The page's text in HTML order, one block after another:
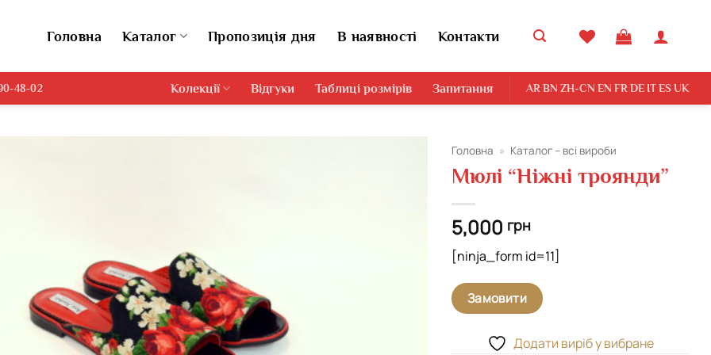
Головна Каталог Пропозиція дня В наявності Контакти
48-02 Колекції Відгуки Таблиці розмірів Запитання AR BN ZH-CN EN FR DE IT ES UK
Головна » Каталог – всі вироби
Мюлі “Ніжні троянди”
5,000 грн
[ninja_form id=11]
Замовити
Додати виріб у вибране